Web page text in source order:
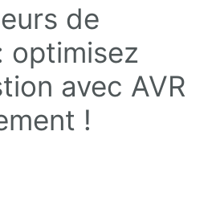
de
optimisez
avec AVR
!